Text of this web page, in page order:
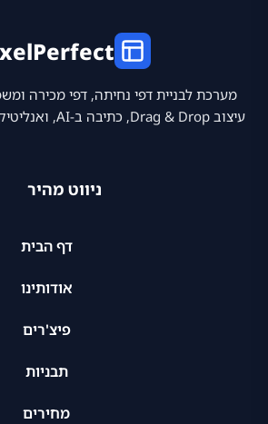
מערכת לבניית דפי נחיתה, דפי מכירה
עיצוב Drag & Drop, כתיבה ב-AI, ואנליטיקה שמניעה החלטות.
ניווט מהיר
דף הבית
אודותינו
פיצ'רים
תבניות
מחירים